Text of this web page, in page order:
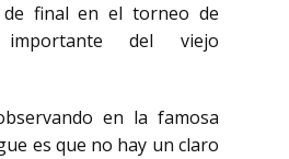
final en el torneo de
del viejo
en la famosa
es que no hay un claro